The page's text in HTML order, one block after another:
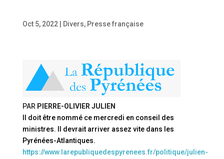
Oct 5, 2022| Divers, Presse française
PAR PIERRE-OLIVIER JULIEN
Il doit être nommé ce mercredi en conseil des
ministres. Il devrait arriver assez vite dans les
Pyrénées-Atlantiques.
https://www.larepubliquedespyrenees.fr/politique/julien-